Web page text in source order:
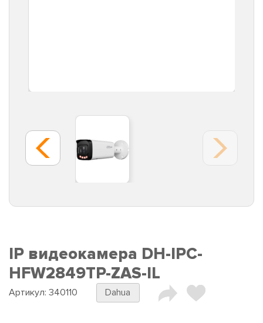
IP видеокамера DH-IPC-
HFW2849TP-ZAS-IL
Артикул: 340110 Dahua